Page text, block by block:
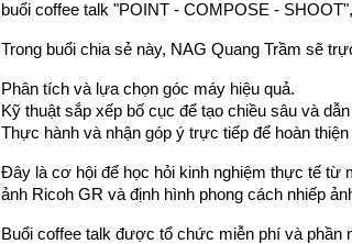
buổi coffee talk "POINT - COMPOSE -
Trong buổi chia sẻ này, NAG Quang Trầm sẽ
Phân tích và lựa chọn góc máy hiệu quả.
Kỹ thuật sắp xếp bố cục để tạo chiều sâu và
Thực hành và nhận góp ý trực tiếp để hoàn
Đây là cơ hội để học hỏi kinh nghiệm thực tế từ
ảnh Ricoh GR và định hình phong cách nhiếp
Buổi coffee talk được tổ chức miễn phí và phần